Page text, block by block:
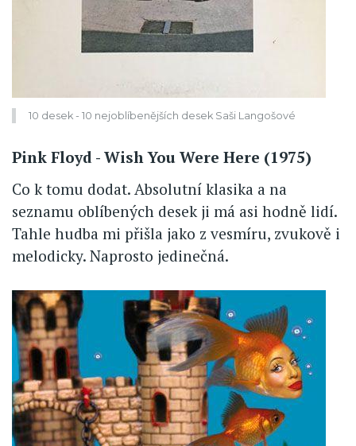
10 desek - 10 nejoblíbenějších desek Saši Langošové
Pink Floyd - Wish You Were Here (1975)
Co k tomu dodat. Absolutní klasika a na
seznamu oblíbených desek ji má asi hodně lidí.
Tahle hudba mi přišla jako z vesmíru, zvukově i
melodicky. Naprosto jedinečná.